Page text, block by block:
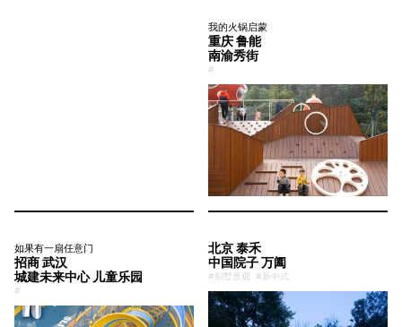
我的火锅启蒙
重庆 鲁能
南渝秀街
#
如果有一扇任意门
招商 武汉
城建未来中心 儿童乐园
#
北京 泰禾
中国院子 万阖
#别墅景观 #新中式